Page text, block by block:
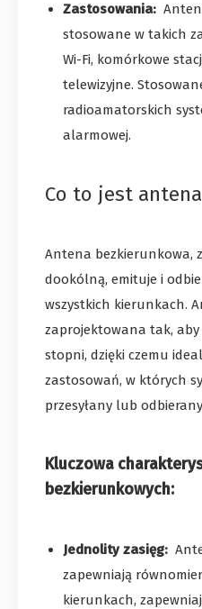
Zastosowania:
stosowane w takich
Wi-Fi, komórkowe
telewizyjne.
radioamatorskich
alarmowej.
Co to jest
Antena bezkierunkowa,
dookólną, emituje i
wszystkich kierunkach.
zaprojektowana tak, aby
stopni, dzięki czemu
zastosowań, w których
przesyłany lub
Kluczowa
bezkierunkowych:
Jednolity zasięg:
zapewniają
kierunkach,